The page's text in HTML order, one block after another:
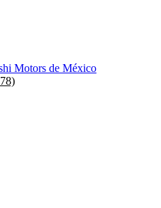
Motors de México